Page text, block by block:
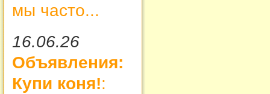
мы часто...
16.06.26
Объявления:
Купи коня!: